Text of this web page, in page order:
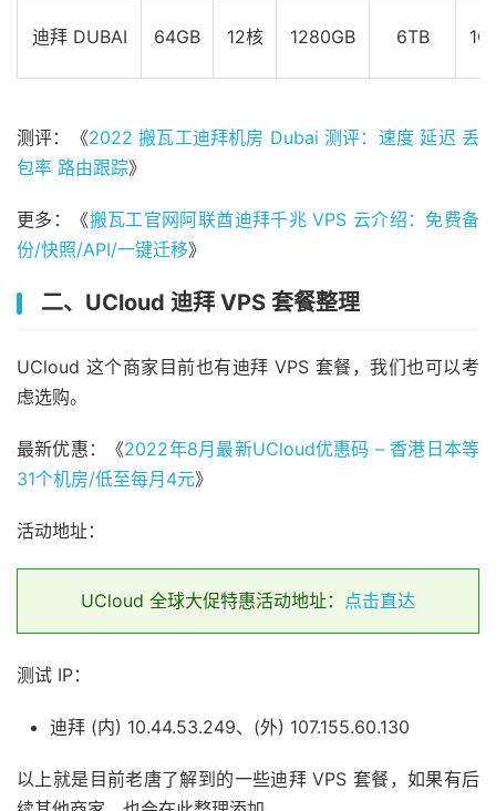
迪拜 DUBAI 64GB 12核 1280GB 6TB
测评：《2022 搬瓦工迪拜机房 Dubai 测评：速度 延迟 丢
包率 路由跟踪》
更多：《搬瓦工官网阿联酋迪拜千兆 VPS 云介绍：免费备
份/快照/API/一键迁移》
二、UCloud 迪拜 VPS 套餐整理
UCloud 这个商家目前也有迪拜 VPS 套餐，我们也可以考
虑选购。
最新优惠：《2022年8月最新UCloud优惠码 – 香港日本等
31个机房/低至每月4元》
活动地址：
UCloud 全球大促特惠活动地址： 点击直达
测试 IP：
迪拜 (内) 10.44.53.249、(外) 107.155.60.130
以上就是目前老唐了解到的一些迪拜 VPS 套餐，如果有后